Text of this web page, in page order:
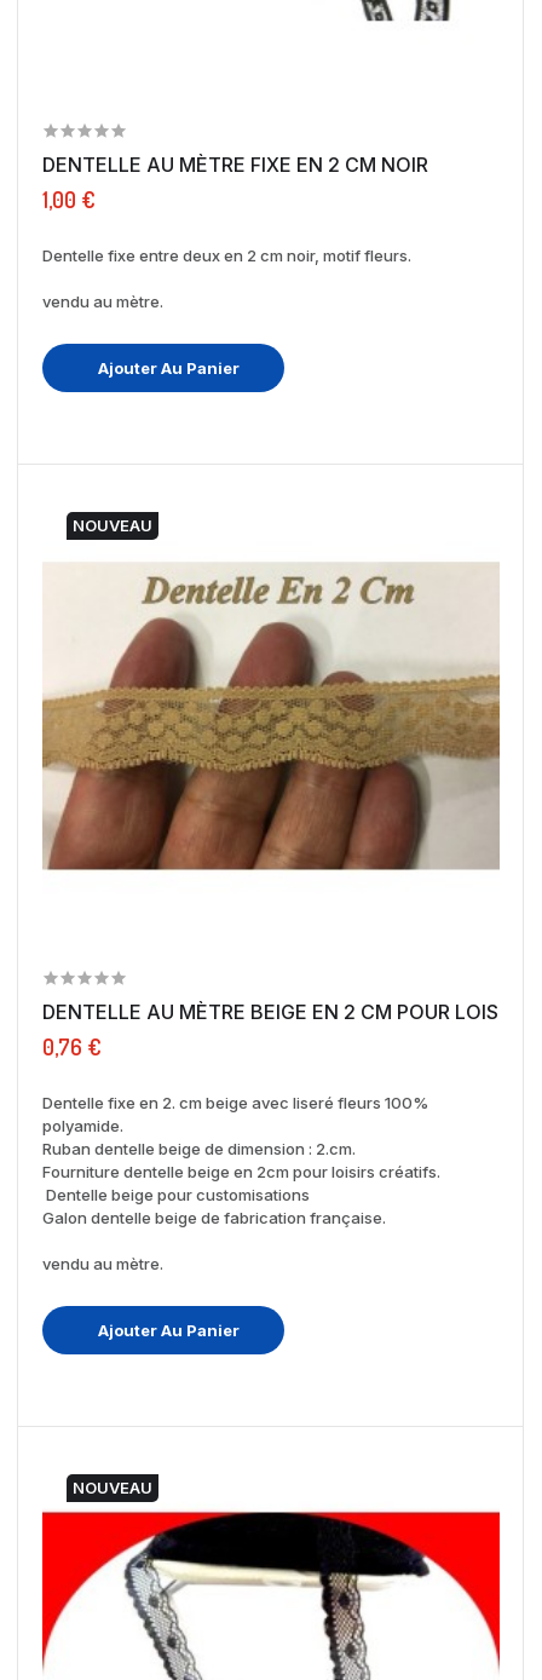
DENTELLE AU MÈTRE FIXE EN 2 CM NOIR
1,00 €
Dentelle fixe entre deux en 2 cm noir, motif fleurs.
vendu au mètre.
Ajouter Au Panier
NOUVEAU
DENTELLE AU MÈTRE BEIGE EN 2 CM POUR LOISIRS...
0,76 €
Dentelle fixe en 2. cm beige avec liseré fleurs 100%
polyamide.
Ruban dentelle beige de dimension : 2.cm.
Fourniture dentelle beige en 2cm pour loisirs créatifs.
Dentelle beige pour customisations
Galon dentelle beige de fabrication française.
vendu au mètre.
Ajouter Au Panier
NOUVEAU